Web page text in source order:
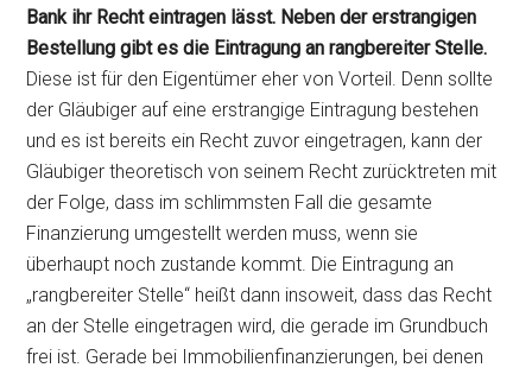
Bank ihr Recht eintragen lässt. Neben der erstrangigen
Bestellung gibt es die Eintragung an rangbereiter Stelle.
Diese ist für den Eigentümer eher von Vorteil. Denn sollte
der Gläubiger auf eine erstrangige Eintragung bestehen
und es ist bereits ein Recht zuvor eingetragen, kann der
Gläubiger theoretisch von seinem Recht zurücktreten mit
der Folge, dass im schlimmsten Fall die gesamte
Finanzierung umgestellt werden muss, wenn sie
überhaupt noch zustande kommt. Die Eintragung an
„rangbereiter Stelle“ heißt dann insoweit, dass das Recht
an der Stelle eingetragen wird, die gerade im Grundbuch
frei ist. Gerade bei Immobilienfinanzierungen, bei denen